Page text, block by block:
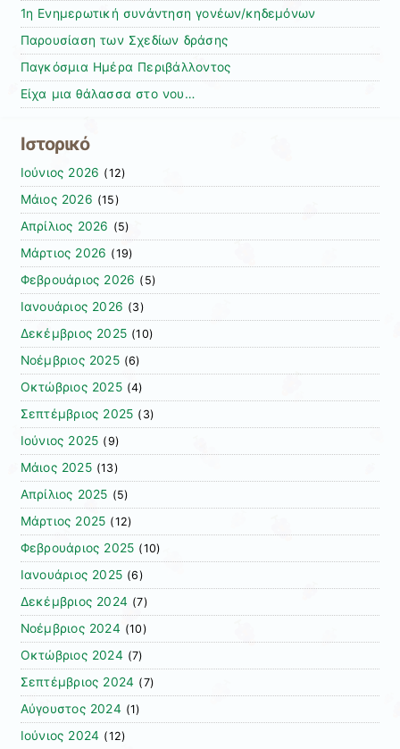
1η Ενημερωτική συνάντηση γονέων/κηδεμόνων
Παρουσίαση των Σχεδίων δράσης
Παγκόσμια Ημέρα Περιβάλλοντος
Είχα μια θάλασσα στο νου…
Ιστορικό
Ιούνιος 2026 (12)
Μάιος 2026 (15)
Απρίλιος 2026 (5)
Μάρτιος 2026 (19)
Φεβρουάριος 2026 (5)
Ιανουάριος 2026 (3)
Δεκέμβριος 2025 (10)
Νοέμβριος 2025(6)
Οκτώβριος 2025(4)
Σεπτέμβριος 2025 (3)
Ιούνιος 2025 (9)
Μάιος 2025(13)
Απρίλιος 2025 (5)
Μάρτιος 2025 (12)
Φεβρουάριος 2025 (10)
Ιανουάριος 2025 (6)
Δεκέμβριος 2024 (7)
Νοέμβριος 2024 (10)
Οκτώβριος 2024 (7)
Σεπτέμβριος 2024 (7)
Αύγουστος 2024 (1)
Ιούνιος 2024 (12)